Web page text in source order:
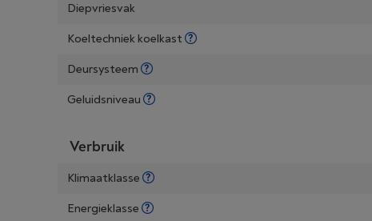
Diepvriesvak
Koeltechniek koelkast
Deursysteem
Geluidsniveau
Verbruik
Klimaatklasse
Energieklasse